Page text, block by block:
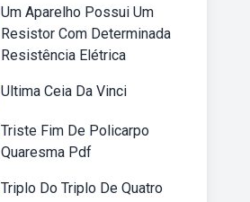
Um Aparelho Possui Um
Resistor Com Determinada
Resistência Elétrica
Ultima Ceia Da Vinci
Triste Fim De Policarpo
Quaresma Pdf
Triplo Do Triplo De Quatro